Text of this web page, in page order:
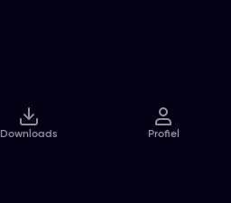
Downloads Profiel